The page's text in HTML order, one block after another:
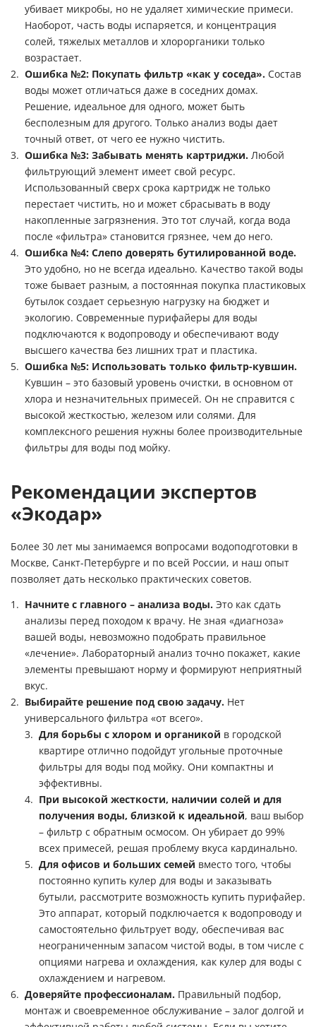
убивает микробы, но не удаляет химические примеси.
Наоборот, часть воды испаряется, и концентрация
солей, тяжелых металлов и хлорорганики только
возрастает.
Ошибка №2: Покупать фильтр «как у соседа». Состав
воды может отличаться даже в соседних домах.
Решение, идеальное для одного, может быть
бесполезным для другого. Только анализ воды дает
точный ответ, от чего ее нужно чистить.
Ошибка №3: Забывать менять картриджи. Любой
фильтрующий элемент имеет свой ресурс.
Использованный сверх срока картридж не только
перестает чистить, но и может сбрасывать в воду
накопленные загрязнения. Это тот случай, когда вода
после «фильтра» становится грязнее, чем до него.
Ошибка №4: Слепо доверять бутилированной воде.
Это удобно, но не всегда идеально. Качество такой воды
тоже бывает разным, а постоянная покупка пластиковых
бутылок создает серьезную нагрузку на бюджет и
экологию. Современные пурифайеры для воды
подключаются к водопроводу и обеспечивают воду
высшего качества без лишних трат и пластика.
Ошибка №5: Использовать только фильтр-кувшин.
Кувшин – это базовый уровень очистки, в основном от
хлора и незначительных примесей. Он не справится с
высокой жесткостью, железом или солями. Для
комплексного решения нужны более производительные
фильтры для воды под мойку.
Рекомендации экспертов
«Экодар»
Более 30 лет мы занимаемся вопросами водоподготовки в
Москве, Санкт-Петербурге и по всей России, и наш опыт
позволяет дать несколько практических советов.
Начните с главного – анализа воды. Это как сдать
анализы перед походом к врачу. Не зная «диагноза»
вашей воды, невозможно подобрать правильное
«лечение». Лабораторный анализ точно покажет, какие
элементы превышают норму и формируют неприятный
вкус.
Выбирайте решение под свою задачу. Нет
универсального фильтра «от всего».
Для борьбы с хлором и органикой в городской
квартире отлично подойдут угольные проточные
фильтры для воды под мойку. Они компактны и
эффективны.
При высокой жесткости, наличии солей и для
получения воды, близкой к идеальной, ваш выбор
– фильтр с обратным осмосом. Он убирает до 99%
всех примесей, решая проблему вкуса кардинально.
Для офисов и больших семей вместо того, чтобы
постоянно купить кулер для воды и заказывать
бутыли, рассмотрите возможность купить пурифайер.
Это аппарат, который подключается к водопроводу и
самостоятельно фильтрует воду, обеспечивая вас
неограниченным запасом чистой воды, в том числе с
опциями нагрева и охлаждения, как кулер для воды с
охлаждением и нагревом.
Доверяйте профессионалам. Правильный подбор,
монтаж и своевременное обслуживание – залог долгой и